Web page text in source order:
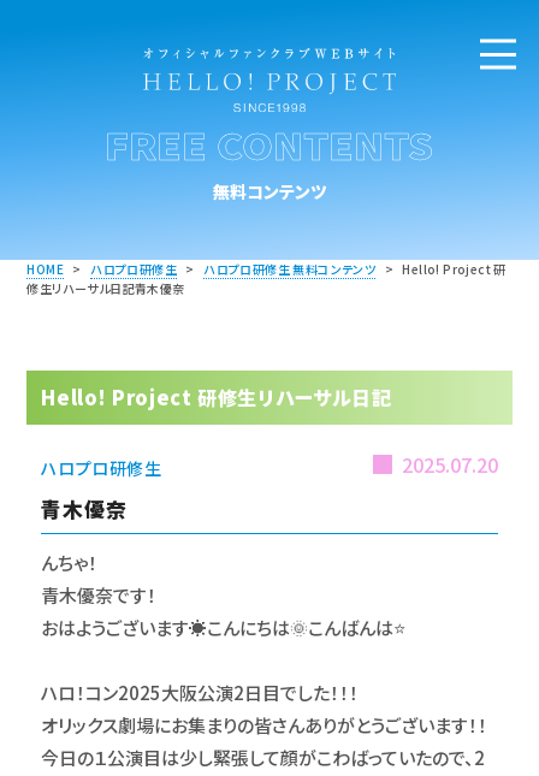
FREE CONTENTS
無料コンテンツ
HOME > ハロプロ研修生 > ハロプロ研修生 無料コンテンツ > Hello! Project 研
修生リハーサル日記青木優奈
Hello! Project 研修生リハーサル日記
ハロプロ研修生 2025.07.20
青木優奈
んちゃ！
青木優奈です！
おはようございます☀️こんにちは🌞こんばんは⭐️
ハロ！コン2025大阪公演2日目でした！！！
オリックス劇場にお集まりの皆さんありがとうございます！！
今日の１公演目は少し緊張して顔がこわばっていたので、2